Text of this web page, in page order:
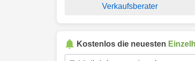
Verkaufsberater
Kostenlos die neuesten